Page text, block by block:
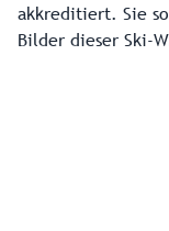
akkreditiert. Sie
Bilder dieser Ski-